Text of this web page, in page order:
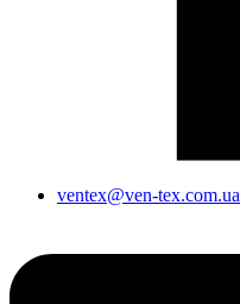
ventex@ven-tex.com.ua